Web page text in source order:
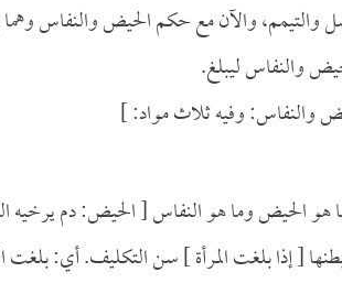
والآن مع حكم الحيض والنفاس وهما
والنفاس ليبلغ.
والنفاس: وفيه ثلاث مواد: ]
ما هو الحيض وما هو النفاس [ الحيض: دم
[ إذا بلغت المرأة ] سن التكليف. أي: بلغت